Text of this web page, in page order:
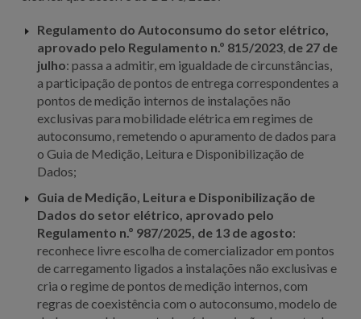
Regulamento do Autoconsumo do setor elétrico,
aprovado pelo Regulamento n.º 815/2023, de 27 de
julho: passa a admitir, em igualdade de circunstâncias,
a participação de pontos de entrega correspondentes a
pontos de medição internos de instalações não
exclusivas para mobilidade elétrica em regimes de
autoconsumo, remetendo o apuramento de dados para
o Guia de Medição, Leitura e Disponibilização de
Dados;
Guia de Medição, Leitura e Disponibilização de
Dados do setor elétrico, aprovado pelo
Regulamento n.º 987/2025, de 13 de agosto:
reconhece livre escolha de comercializador em pontos
de carregamento ligados a instalações não exclusivas e
cria o regime de pontos de medição internos, com
regras de coexistência com o autoconsumo, modelo de